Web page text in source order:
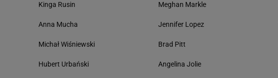
Kinga Rusin
Anna Mucha
Michał Wiśniewski
Hubert Urbański
Meghan Markle
Jennifer Lopez
Brad Pitt
Angelina Jolie